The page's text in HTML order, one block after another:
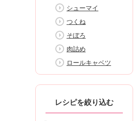
シューマイ
つくね
そぼろ
肉詰め
ロールキャベツ
レシピを絞り込む